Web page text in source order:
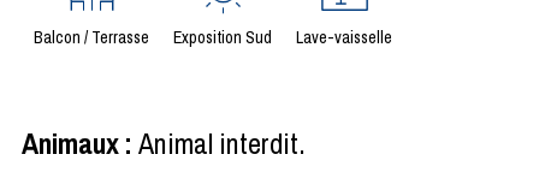
Balcon / Terrasse Exposition Sud Lave-vaisselle
Animaux: Animal interdit